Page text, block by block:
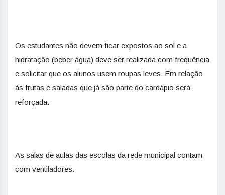
Os estudantes não devem ficar expostos ao sol e a
hidratação (beber água) deve ser realizada com frequência
e solicitar que os alunos usem roupas leves. Em relação
às frutas e saladas que já são parte do cardápio será
reforçada.
As salas de aulas das escolas da rede municipal contam
com ventiladores.